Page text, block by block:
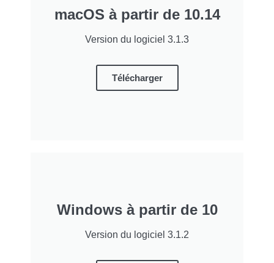
macOS à partir de 10.14
Version du logiciel 3.1.3
Télécharger
Windows à partir de 10
Version du logiciel 3.1.2